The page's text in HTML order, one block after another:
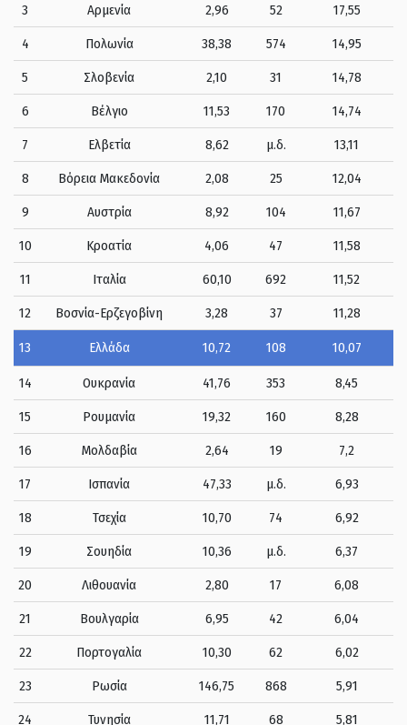
3 Αρμενία 2,96 52 17,55
4 Πολωνία 38,38 574 14,95
5 Σλοβενία 2,10 31 14,78
6 Βέλγιο 11,53 170 14,74
7 Ελβετία 8,62 μ.δ. 13,11
8 Βόρεια Μακεδονία 2,08 25 12,04
9 Αυστρία 8,92 104 11,67
10 Κροατία 4,06 47 11,58
11 Ιταλία 60,10 692 11,52
12 Βοσνία-Ερζεγοβίνη 3,28 37 11,28
13 Ελλάδα 10,72 108 10,07
14 Ουκρανία 41,76 353 8,45
15 Ρουμανία 19,32 160 8,28
16 Μολδαβία 2,64 19 7,2
17 Ισπανία 47,33 μ.δ. 6,93
18 Τσεχία 10,70 74 6,92
19 Σουηδία 10,36 μ.δ. 6,37
20 Λιθουανία 2,80 17 6,08
21 Βουλγαρία 6,95 42 6,04
22 Πορτογαλία 10,30 62 6,02
23 Ρωσία 146,75 868 5,91
24 Τυνησία 11,71 68 5,81